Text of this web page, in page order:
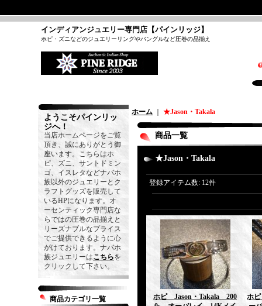
インディアンジュエリー専門店【パインリッジ】
ホピ・ズニなどのジュエリーリングやバングルなど圧巻の品揃え
ようこそパインリッ
ジへ！
当店ホームページをご覧
頂き、誠にありがとう御
座います。こちらはホ
ピ、ズニ、サントドミン
ゴ、イスレタなどナバホ
族以外のジュエリーとク
ラフトグッズを販売して
いるHPになります。オ
ーセンティック専門店な
らではの圧巻の品揃えと
リーズナブルなプライス
でご提供できるように心
がけております。ナバホ
族ジュエリーはこちらを
クリックして下さい。
商品カテゴリ一覧
ホーム ★Jason・Takala
商品一覧
★Jason・Takala
登録アイテム数: 12件
ホピ Jason・Takala 200
ホ